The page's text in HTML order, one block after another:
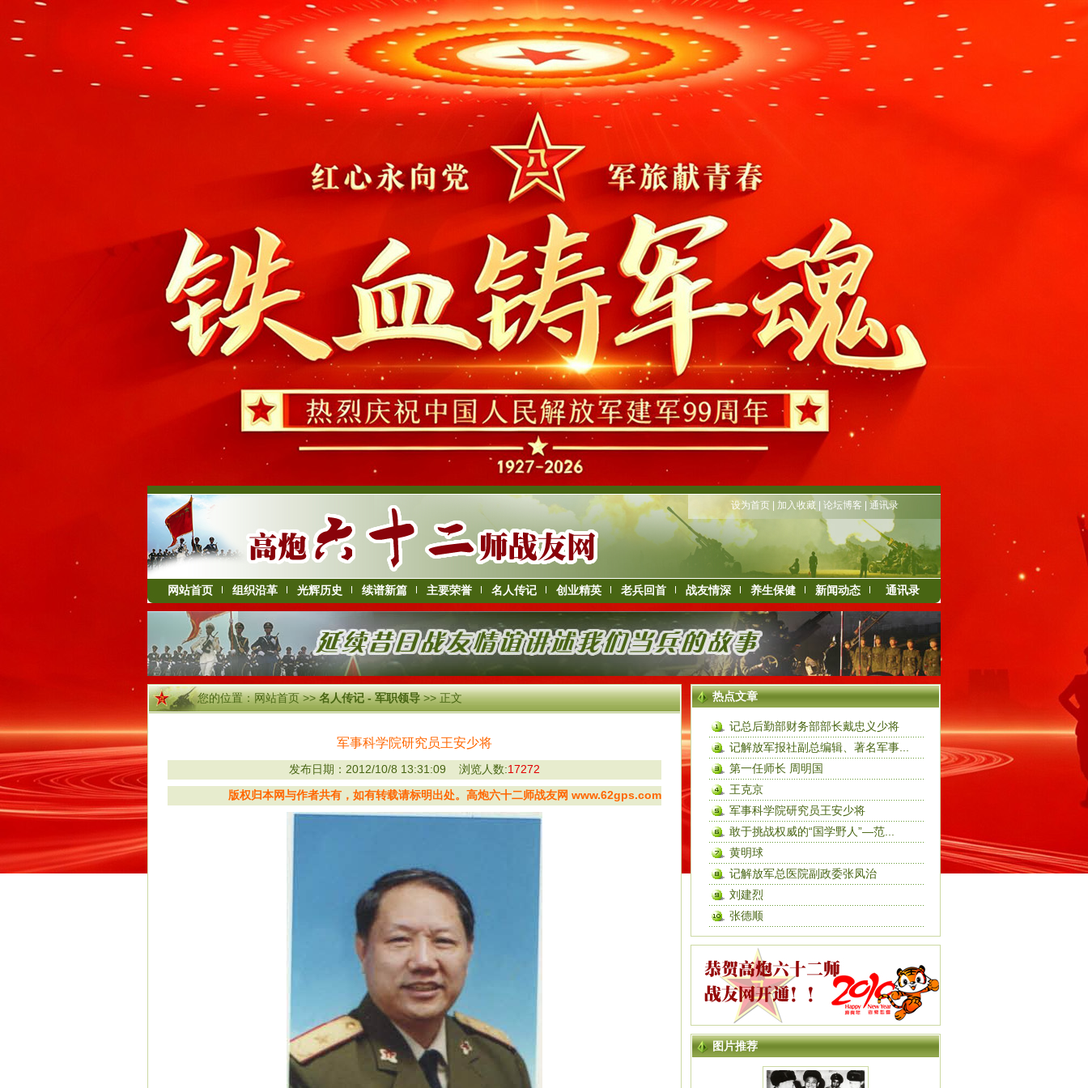
设为首页| 加入收藏| 论坛博客 通讯录
网站首页 组织沿革 光辉历史 续谱新篇 主要荣誉 名人传记 创业精英 老兵回首 战友情深 养生保健 新闻动态 通讯录
您的位置：网站首页>>名人传记 - 军职领导>> 正文
军事科学院研究员王安少将
发布日期：2012/10/8 13:31:09 浏览人数:17272
版权归本网与作者共有，如有转载请标明出处。高炮六十二师战友网 www.62gps.com
热点文章
记总后勤部财务部部长戴忠义少将
记解放军报社副总编辑、著名军事...
第一任师长 周明国
王克京
军事科学院研究员王安少将
敢于挑战权威的“国学野人”—范...
黄明球
记解放军总医院副政委张凤治
刘建烈
张德顺
图片推荐